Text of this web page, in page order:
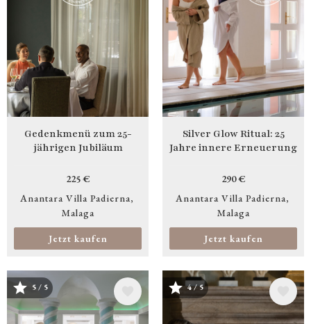
Gedenkmenü zum 25-
jährigen Jubiläum
225 €
Anantara Villa Padierna
Malaga
Jetzt kaufen
Silver Glow Ritual: 25
Jahre innere Erneuerung
290 €
Anantara Villa Padierna
Malaga
Jetzt kaufen
Bild5 / 5 Bild
4 / 5